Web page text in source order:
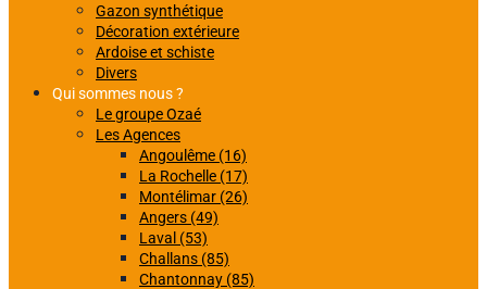
Gazon synthétique
Décoration extérieure
Ardoise et schiste
Divers
Qui sommes nous ?
Le groupe Ozaé
Les Agences
Angoulême (16)
La Rochelle (17)
Montélimar (26)
Angers (49)
Laval (53)
Challans (85)
Chantonnay (85)